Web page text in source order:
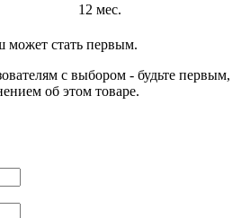
12 мес.
стать первым.
с выбором - будьте первым,
об этом товаре.